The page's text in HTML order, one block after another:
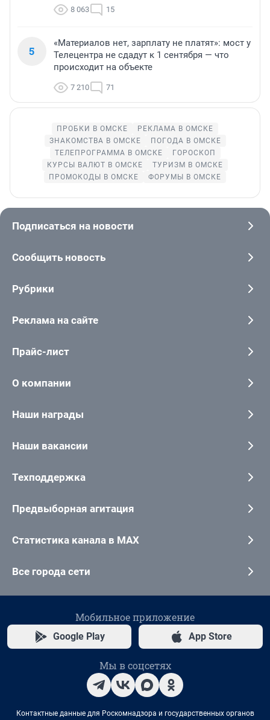
8 063 15
5
«Материалов нет, зарплату не платят»: мост у
Телецентра не сдадут к 1 сентября — что
происходит на объекте
7 210 71
ПРОБКИ В ОМСКЕ
РЕКЛАМА В ОМСКЕ
ЗНАКОМСТВА В ОМСКЕ
ПОГОДА В ОМСКЕ
ТЕЛЕПРОГРАММА В ОМСКЕ
ГОРОСКОП
КУРСЫ ВАЛЮТ В ОМСКЕ
ТУРИЗМ В ОМСКЕ
ПРОМОКОДЫ В ОМСКЕ
ФОРУМЫ В ОМСКЕ
Подписаться на новости
Сообщить новость
Рубрики
Реклама на сайте
Прайс-лист
О компании
Наши награды
Наши вакансии
Техподдержка
Предвыборная агитация
Статистика канала в MAX
Все города сети
Мобильное приложение
Google Play App Store
Мы в соцсетях
Контактные данные для Роскомнадзора и государственных органов